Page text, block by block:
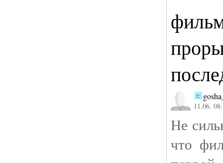
11.06.
Не
что